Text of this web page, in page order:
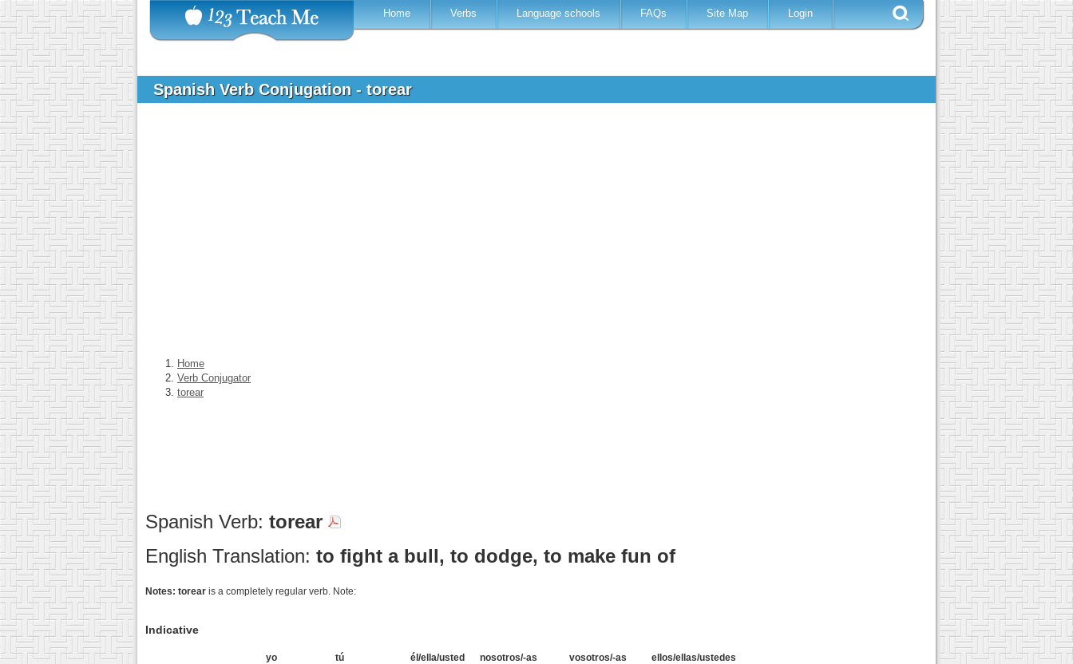
Home Verbs Language schools FAQs Site Map Login
Spanish Verb Conjugation - torear
Home
Verb Conjugator
torear
Spanish Verb: torear
English Translation: to fight a bull, to dodge, to make fun of
Notes: torear is a completely regular verb. Note:
Indicative
yo tú él/ella/usted nosotros/-as vosotros/-as ellos/ellas/ustedes